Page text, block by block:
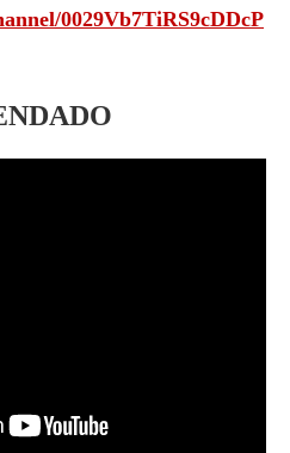
0029Vb7TiRS9cDDcP